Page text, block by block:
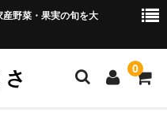
産野菜・果実の旬を大
0